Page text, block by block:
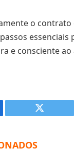
o
e consciente
X